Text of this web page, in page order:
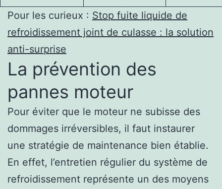
Pour les curieux : Stop fuite liquide de
refroidissement joint de culasse : la solution
anti-surprise
La prévention des
pannes moteur
Pour éviter que le moteur ne subisse des
dommages irréversibles, il faut instaurer
une stratégie de maintenance bien établie.
En effet, l’entretien régulier du système de
refroidissement représente un des moyens